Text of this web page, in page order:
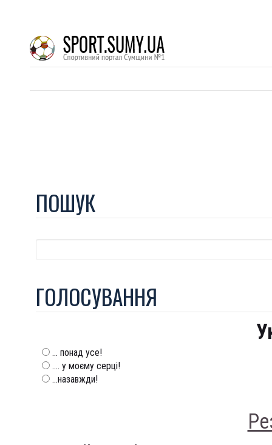
ПОШУК
ГОЛОСУВАННЯ
... понад усе!
.... у моєму серці!
...назавжди!